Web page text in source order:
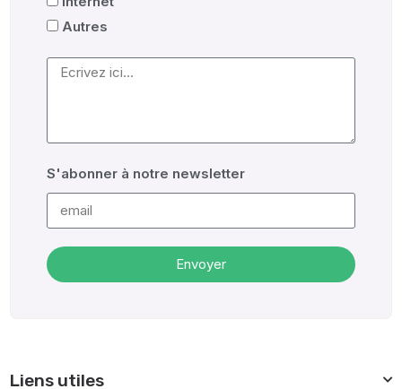
Autres
S'abonner à notre newsletter
Envoyer
Liens utiles